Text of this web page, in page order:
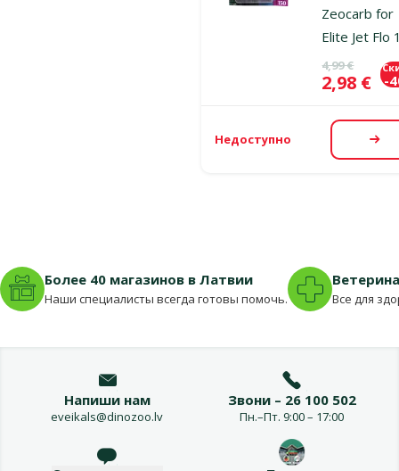
Zeocarb for
Elite Jet Flo
Исходная
4,99 €
Цена
2,98 € -
Недоступно
Более 40 магазинов в Латвии
Наши специалисты всегда готовы помочь. Все для
Напиши нам
eveikals@dinozoo.lv
Звони – 26 100 502
Пн.–Пт. 9:00 – 17:00